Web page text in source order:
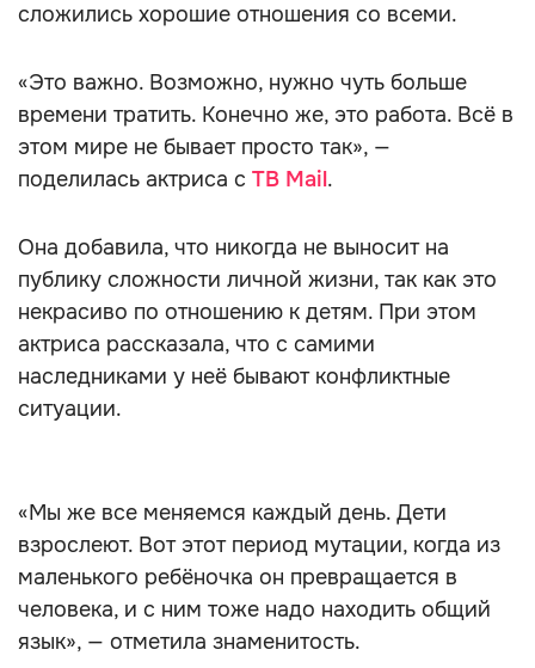
сложились хорошие отношения со всеми.
«Это важно. Возможно, нужно чуть больше
времени тратить. Конечно же, это работа. Всё в
этом мире не бывает просто так», —
поделилась актриса с ТВ Mail.
Она добавила, что никогда не выносит на
публику сложности личной жизни, так как это
некрасиво по отношению к детям. При этом
актриса рассказала, что с самими
наследниками у неё бывают конфликтные
ситуации.
«Мы же все меняемся каждый день. Дети
взрослеют. Вот этот период мутации, когда из
маленького ребёночка он превращается в
человека, и с ним тоже надо находить общий
язык», — отметила знаменитость.